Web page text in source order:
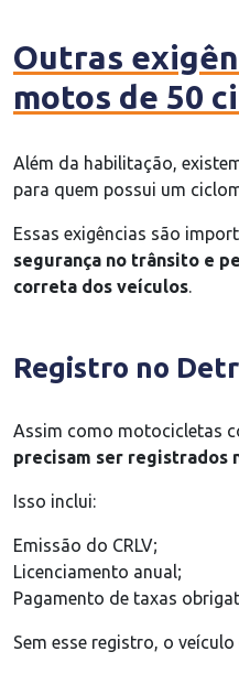
Outras
motos de 50
Além da habilitação,
para quem possui um
Essas exigências são
segurança no trânsito e
correta dos veículos.
Registro no
Assim como motocicletas
precisam ser registrados
Isso inclui:
Emissão do CRLV;
Licenciamento anual;
Pagamento de taxas
Sem esse registro, o